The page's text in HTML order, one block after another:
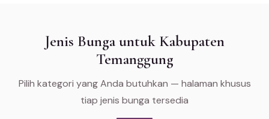
Jenis Bunga untuk Kabupaten
Temanggung
Pilih kategori yang Anda butuhkan — halaman khusus
tiap jenis bunga tersedia